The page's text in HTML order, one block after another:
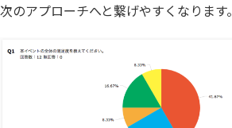
次のアプローチへと繋げやすくなります。